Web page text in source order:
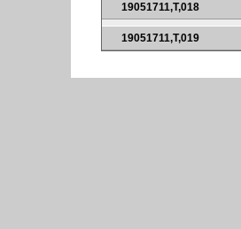
19051711,T,018
19051711,T,019